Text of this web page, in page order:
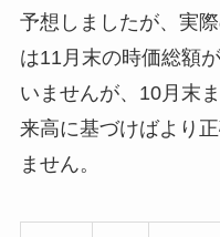
予想しましたが、実
は11月末の時価総額
いませんが、10月末
来高に基づけばより
ません。